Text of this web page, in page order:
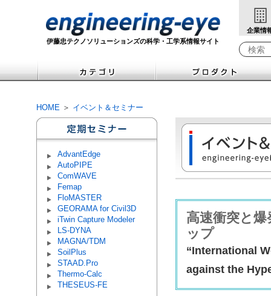
伊藤忠テクノソリューションズの科学・工学系情報サイト
企業情
検索キ
HOME ＞ イベント＆セミナー
AdvantEdge
AutoPIPE
ComWAVE
Femap
FloMASTER
GEORAMA for Civil3D
iTwin Capture Modeler
LS-DYNA
MAGNA/TDM
SoilPlus
STAAD.Pro
Thermo-Calc
THESEUS-FE
高速衝突と
ップ
“International
against the